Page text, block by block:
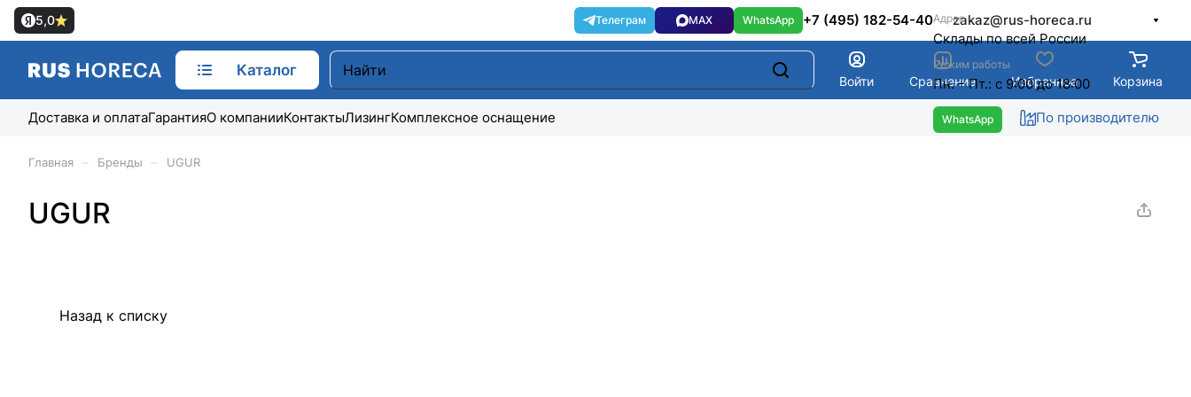
5,0 zakaz@rus-horeca.ru
+7 (495) 182-54-40Адрес
Cклады по всей России
Режим работы
Пн. – Пт.: с 9:00 до 18:00
Каталог
Войти Сравнение Избранное Корзина
Доставка и оплатаГарантияО компанииКонтактыЛизингКомплексное оснащение По производителю
Главная Бренды UGUR
UGUR
Назад к списку